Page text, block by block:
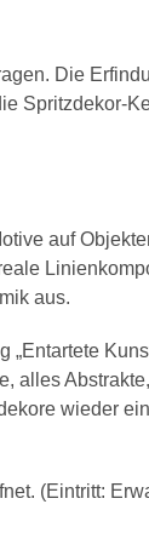
Die
Spritzdekor-
auf
aus.
alles
wieder
(Eintritt: